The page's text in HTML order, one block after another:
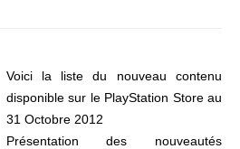
Voici la liste du nouveau contenu
disponible sur le PlayStation Store au
31 Octobre 2012
Présentation des nouveautés